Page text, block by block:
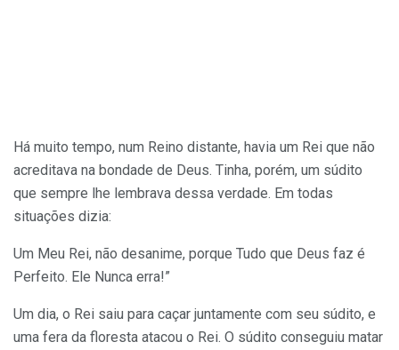
Há muito tempo, num Reino distante, havia um Rei que não
acreditava na bondade de Deus. Tinha, porém, um súdito
que sempre lhe lembrava dessa verdade. Em todas
situações dizia:
Um Meu Rei, não desanime, porque Tudo que Deus faz é
Perfeito. Ele Nunca erra!”
Um dia, o Rei saiu para caçar juntamente com seu súdito, e
uma fera da floresta atacou o Rei. O súdito conseguiu matar